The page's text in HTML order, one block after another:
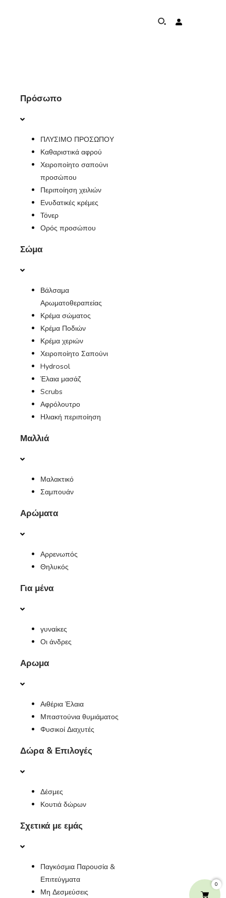
ΠΡΌΓΡΑΜΜΑ ΠΡΟΣΤΑΣΊΑΣ ΕΛΕΦΆΝΤΩΝ
ΠΑΓΚΌΣΜΙΑ ΠΑΡΟΥΣΊΑ & ΕΠΙΤΕΎΓΜΑΤΑ
ΠΡΟΣΦΟΡΈΣ
0
Πρόσωπο
ΠΛΥΣΙΜΟ ΠΡΟΣΩΠΟΥ
Καθαριστικά αφρού
Χειροποίητο σαπούνι
προσώπου
Περιποίηση χειλιών
Ενυδατικές κρέμες
Τόνερ
Ορός προσώπου
Σώμα
Βάλσαμα
Αρωματοθεραπείας
Κρέμα σώματος
Κρέμα Ποδιών
Κρέμα χεριών
Χειροποίητο Σαπούνι
Hydrosol
Έλαια μασάζ
Scrubs
Αφρόλουτρο
Ηλιακή περιποίηση
Μαλλιά
Μαλακτικό
Σαμπουάν
Αρώματα
Αρρενωπός
Θηλυκός
Για μένα
γυναίκες
Οι άνδρες
Αρωμα
Αιθέρια Έλαια
Μπαστούνια θυμιάματος
Φυσικοί Διαχυτές
Δώρα & Επιλογές
Δέσμες
Κουτιά δώρων
Σχετικά με εμάς
Παγκόσμια Παρουσία &
Επιτεύγματα
Μη Δεσμεύσεις